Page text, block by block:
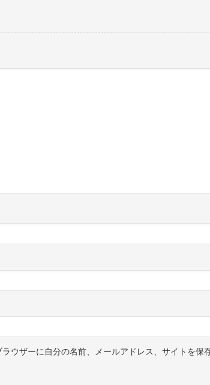
ウザーに自分の名前、メールアドレス、サイトを保存